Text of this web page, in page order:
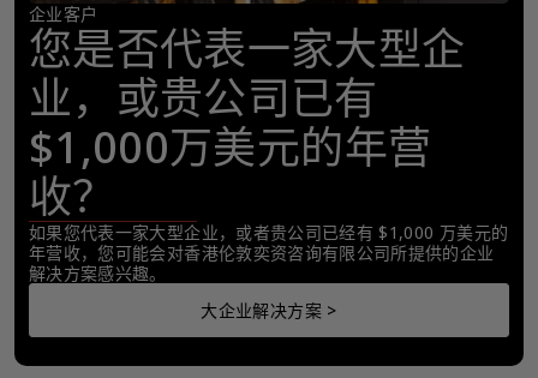
企业客户
您是否代表一家大型企
业，或贵公司已有
$1,000万美元的年营
收？
如果您代表一家大型企业，或者贵公司已经有 $1,000 万美元的
年营收，您可能会对香港伦敦奕资咨询有限公司所提供的企业
解决方案感兴趣。
大企业解决方案 >